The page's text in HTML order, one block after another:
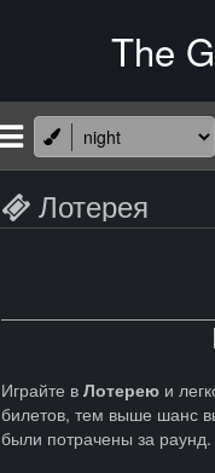
Лотерея
Играйте в Лотерею и
билетов, тем выше шанс
были потрачены за раунд.